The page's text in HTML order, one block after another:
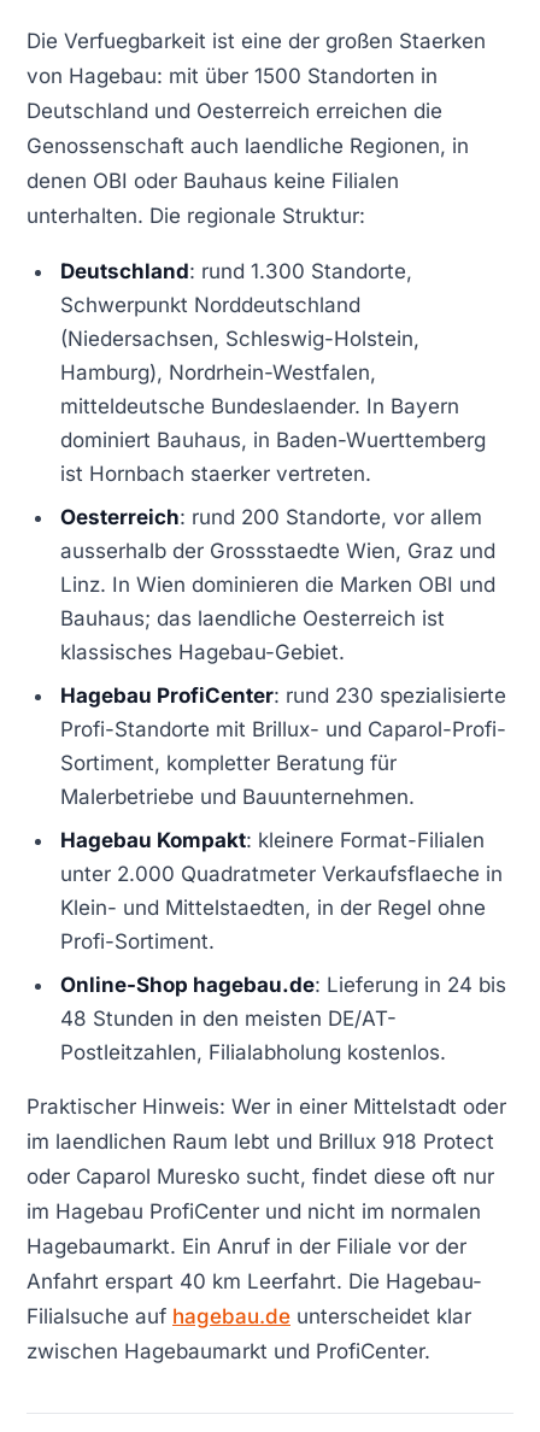
Die Verfuegbarkeit ist eine der großen Staerken
von Hagebau: mit über 1500 Standorten in
Deutschland und Oesterreich erreichen die
Genossenschaft auch laendliche Regionen, in
denen OBI oder Bauhaus keine Filialen
unterhalten. Die regionale Struktur:
Deutschland: rund 1.300 Standorte,
Schwerpunkt Norddeutschland
(Niedersachsen, Schleswig-Holstein,
Hamburg), Nordrhein-Westfalen,
mitteldeutsche Bundeslaender. In Bayern
dominiert Bauhaus, in Baden-Wuerttemberg
ist Hornbach staerker vertreten.
Oesterreich: rund 200 Standorte, vor allem
ausserhalb der Grossstaedte Wien, Graz und
Linz. In Wien dominieren die Marken OBI und
Bauhaus; das laendliche Oesterreich ist
klassisches Hagebau-Gebiet.
Hagebau ProfiCenter: rund 230 spezialisierte
Profi-Standorte mit Brillux- und Caparol-Profi-
Sortiment, kompletter Beratung für
Malerbetriebe und Bauunternehmen.
Hagebau Kompakt: kleinere Format-Filialen
unter 2.000 Quadratmeter Verkaufsflaeche in
Klein- und Mittelstaedten, in der Regel ohne
Profi-Sortiment.
Online-Shop hagebau.de: Lieferung in 24 bis
48 Stunden in den meisten DE/AT-
Postleitzahlen, Filialabholung kostenlos.
Praktischer Hinweis: Wer in einer Mittelstadt oder
im laendlichen Raum lebt und Brillux 918 Protect
oder Caparol Muresko sucht, findet diese oft nur
im Hagebau ProfiCenter und nicht im normalen
Hagebaumarkt. Ein Anruf in der Filiale vor der
Anfahrt erspart 40 km Leerfahrt. Die Hagebau-
Filialsuche auf hagebau.de unterscheidet klar
zwischen Hagebaumarkt und ProfiCenter.